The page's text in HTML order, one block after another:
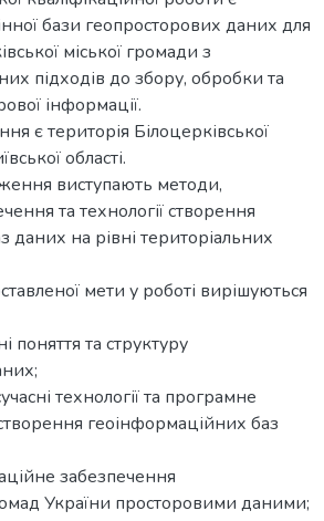
бази геопросторових даних для
міської громади з
підходів до збору, обробки та
інформації.
є територія Білоцерківської
області.
виступають методи,
та технології створення
даних на рівні територіальних
мети у роботі вирішуються
поняття та структуру
технології та програмне
геоінформаційних баз
забезпечення
України просторовими даними;